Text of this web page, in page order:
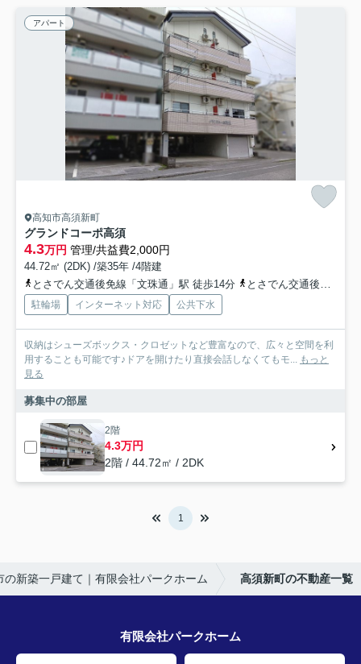
アパート
高知市高須新町
グランドコーポ高須
4.3万円 管理/共益費2,000円
44.72㎡ (2DK) /築35年 /4階建
とさでん交通後免線「文珠通」駅 徒歩14分
とさでん交通後免線「介良通」駅 徒歩16分
駐輪場 インターネット対応 公共下水
収納はシューズボックス・クロゼットなど豊富なので、広々と空間を利
用することも可能です♪ドアを開けたり直接会話しなくてもモ... もっと
見る
募集中の部屋
2階
4.3万円
2階 / 44.72㎡ / 2DK
1
の新築一戸建て｜有限会社パークホーム 高須新町の不動産一覧
有限会社パークホーム